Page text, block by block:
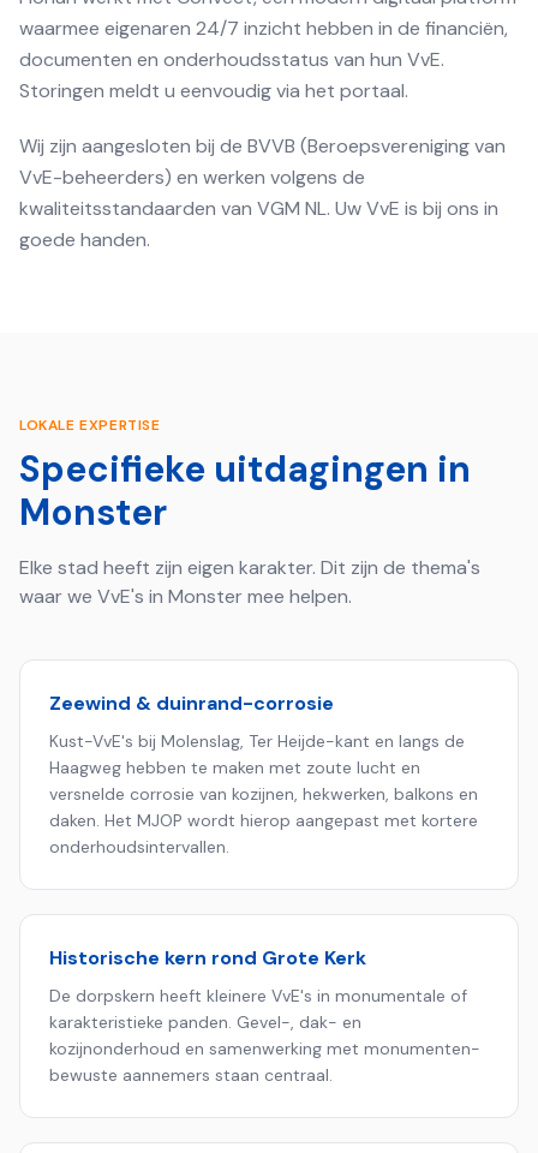
waarmee eigenaren 24/7 inzicht hebben in de financiën,
documenten en onderhoudsstatus van hun VvE.
Storingen meldt u eenvoudig via het portaal.
Wij zijn aangesloten bij de BVVB (Beroepsvereniging van
VvE-beheerders) en werken volgens de
kwaliteitsstandaarden van VGM NL. Uw VvE is bij ons in
goede handen.
LOKALE EXPERTISE
Specifieke uitdagingen in
Monster
Elke stad heeft zijn eigen karakter. Dit zijn de thema's
waar we VvE's in Monstermee helpen.
Zeewind & duinrand-corrosie
Kust-VvE's bij Molenslag, Ter Heijde-kant en langs de
Haagweg hebben te maken met zoute lucht en
versnelde corrosie van kozijnen, hekwerken, balkons en
daken. Het MJOP wordt hierop aangepast met kortere
onderhoudsintervallen.
Historische kern rond Grote Kerk
De dorpskern heeft kleinere VvE's in monumentale of
karakteristieke panden. Gevel-, dak- en
kozijnonderhoud en samenwerking met monumenten-
bewuste aannemers staan centraal.